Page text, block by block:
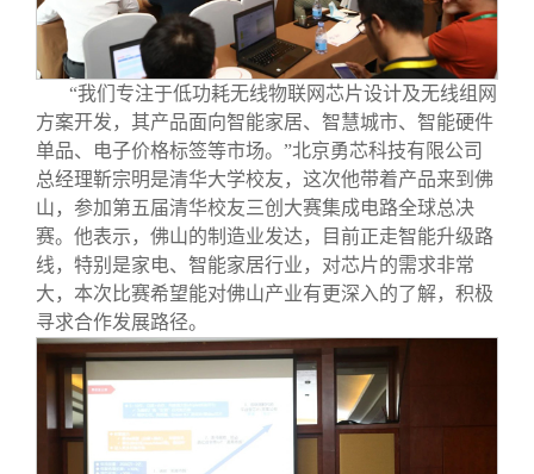
“我们专注于低功耗无线物联网芯片设计及无线组网
方案开发，其产品面向智能家居、智慧城市、智能硬件
单品、电子价格标签等市场。”北京勇芯科技有限公司
总经理靳宗明是清华大学校友，这次他带着产品来到佛
山，参加第五届清华校友三创大赛集成电路全球总决
赛。他表示，佛山的制造业发达，目前正走智能升级路
线，特别是家电、智能家居行业，对芯片的需求非常
大，本次比赛希望能对佛山产业有更深入的了解，积极
寻求合作发展路径。